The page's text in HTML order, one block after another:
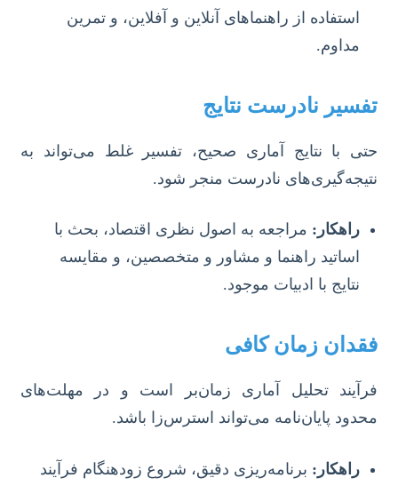
استفاده از راهنماهای آنلاین و آفلاین، و تمرین
مداوم.
تفسیر نادرست نتایج
حتی با نتایج آماری صحیح، تفسیر غلط می‌تواند به
نتیجه‌گیری‌های نادرست منجر شود.
راهکار: مراجعه به اصول نظری اقتصاد، بحث با
اساتید راهنما و مشاور و متخصصین، و مقایسه
نتایج با ادبیات موجود.
فقدان زمان کافی
فرآیند تحلیل آماری زمان‌بر است و در مهلت‌های
محدود پایان‌نامه می‌تواند استرس‌زا باشد.
راهکار: برنامه‌ریزی دقیق، شروع زودهنگام فرآیند